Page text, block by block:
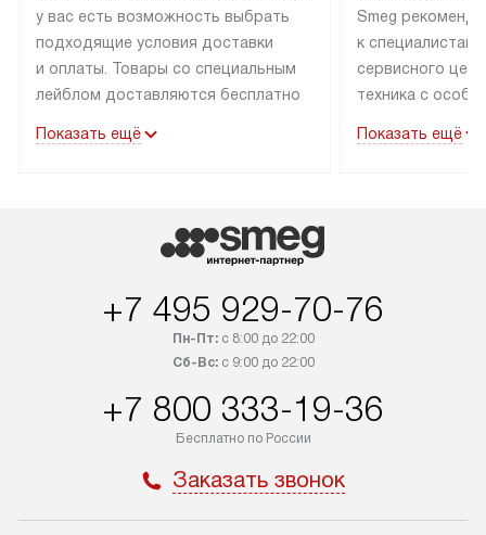
у вас есть возможность выбрать
подходящие условия доставки
и оплаты. Товары со специальным
лейблом доставляются бесплатно
до подъезда. Доставка за пределы
маркировку «в наличии», может
быть отправлен покупателю
в Санкт-Петербург и другие
регионы осуществляется через
транспортные компании. После
доставляем заказ до офиса
транспортной компании в Москве.
доставки у менеджера при
Показать ещё
Smeg
к специалистам
сервисного
техника с
коммуникациям.
подключения к
определяется в
Показать ещё
+7 495 929-70-76
Пн-Пт:с 8:00 до 22:00
Сб-Вс:с 9:00 до 22:00
+7 800 333-19-36
Бесплатно по России
Заказать звонок